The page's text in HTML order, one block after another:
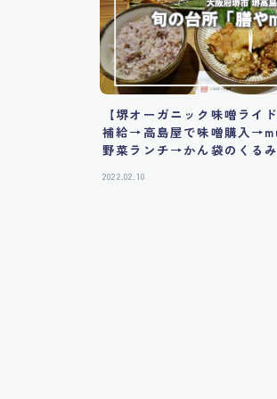
【堺オーガニック味噌ライ
補給→高島屋で味噌購入
野菜ランチ→かん袋のくる
2022.02.10